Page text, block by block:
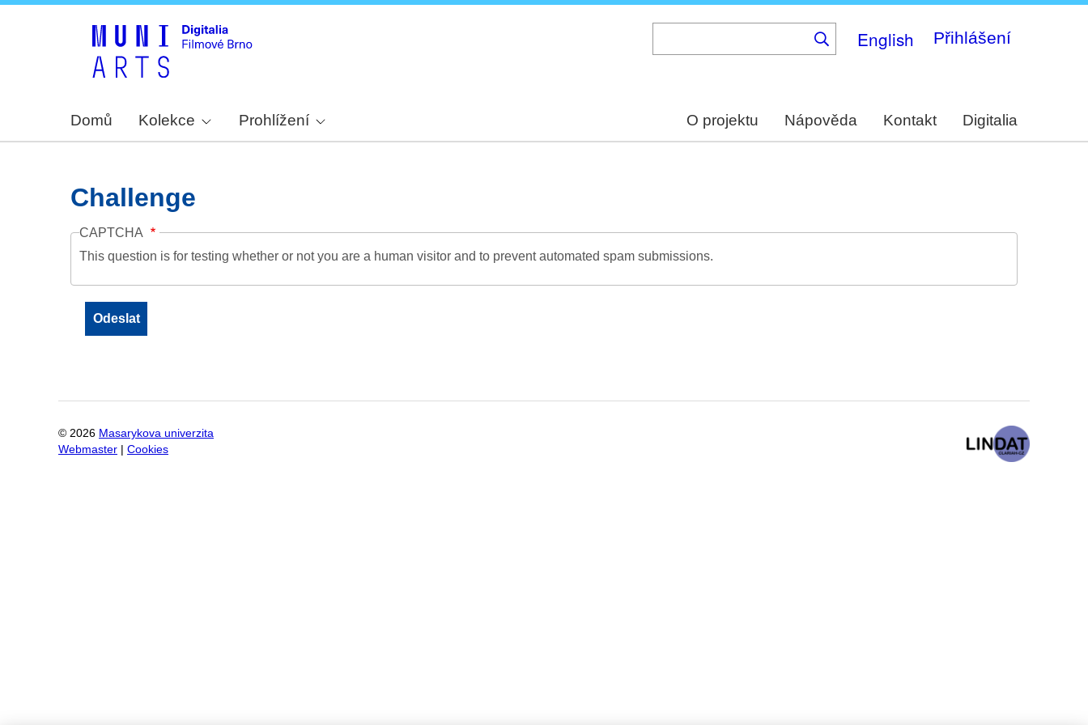
English Přihlášení
Domů Kolekce Prohlížení O projektu Nápověda Kontakt Digitalia
Challenge
CAPTCHA
This question is for testing whether or not you are a human visitor and to prevent automated spam submissions.
© 2026 Masarykova univerzita
Webmaster
Cookies